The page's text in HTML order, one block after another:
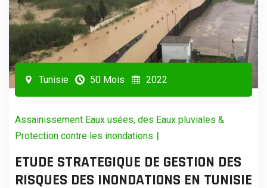
Tunisie 50 Mois 2022
Assainissement Eaux usées, des Eaux pluviales &
Protection contre les inondations |
ETUDE STRATEGIQUE DE GESTION DES
RISQUES DES INONDATIONS EN TUNISIE